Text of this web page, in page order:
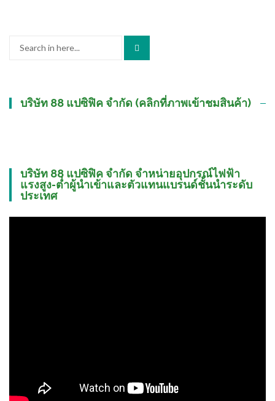
บริษัท 88 แปซิฟิค จำกัด (คลิกที่ภาพเข้าชมสินค้า)
บริษัท 88 แปซิฟิค จำกัด จำหน่ายอุปกรณ์ไฟฟ้า
แรงสูง-ต่ำผู้นำเข้าและตัวแทนแบรนด์ชั้นนำระดับ
ประเทศ